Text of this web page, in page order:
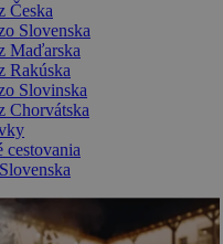
Česka
Slovenska
Maďarska
Rakúska
Slovinska
Chorvátska
cestovania